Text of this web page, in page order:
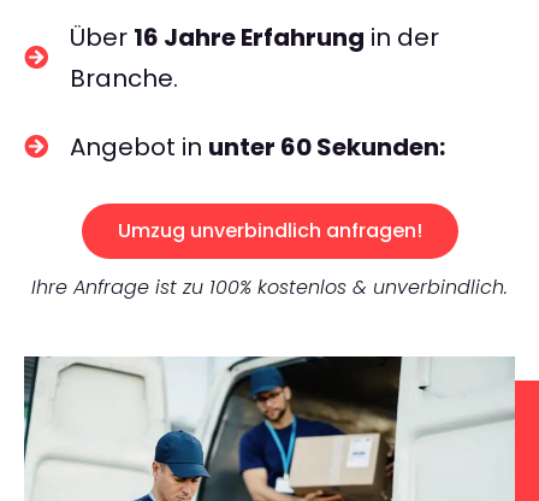
Über 16 Jahre Erfahrung in der
Branche.
Angebot in unter 60 Sekunden:
Umzug unverbindlich anfragen!
Ihre Anfrage ist zu 100% kostenlos & unverbindlich.